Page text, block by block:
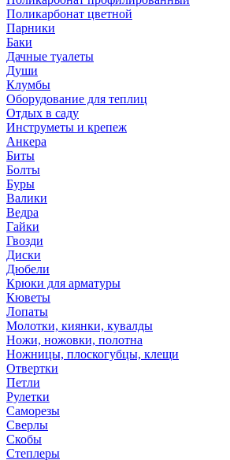
Поликарбонат цветной
Парники
Баки
Дачные туалеты
Души
Клумбы
Оборудование для теплиц
Отдых в саду
Инструметы и крепеж
Анкера
Биты
Болты
Буры
Валики
Ведра
Гайки
Гвозди
Диски
Дюбели
Крюки для арматуры
Кюветы
Лопаты
Молотки, киянки, кувалды
Ножи, ножовки, полотна
Ножницы, плоскогубцы, клещи
Отвертки
Петли
Рулетки
Саморезы
Сверлы
Скобы
Степлеры